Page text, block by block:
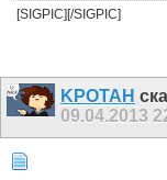
[SIGPIC][/SIGPIC]
KPOTAH
09.04.2013